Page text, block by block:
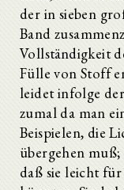
der in sieben
Band
Vollständigkeit
Fülle von Stoff
leidet infolge
zumal da man
Beispielen, die
übergehen
daß sie leicht